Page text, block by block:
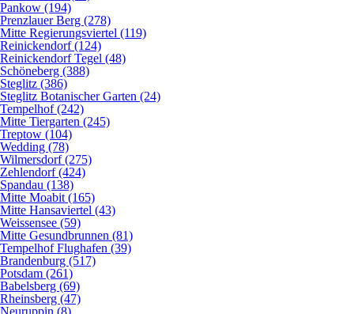
Pankow (194)
Prenzlauer Berg (278)
Mitte Regierungsviertel (119)
Reinickendorf (124)
Reinickendorf Tegel (48)
Schöneberg (388)
Steglitz (386)
Steglitz Botanischer Garten (24)
Tempelhof (242)
Mitte Tiergarten (245)
Treptow (104)
Wedding (78)
Wilmersdorf (275)
Zehlendorf (424)
Spandau (138)
Mitte Moabit (165)
Mitte Hansaviertel (43)
Weissensee (59)
Mitte Gesundbrunnen (81)
Tempelhof Flughafen (39)
Brandenburg (517)
Potsdam (261)
Babelsberg (69)
Rheinsberg (47)
Neuruppin (8)